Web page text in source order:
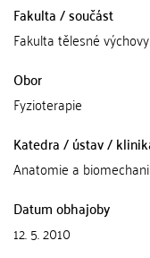
Fakulta / součást
Fakulta tělesné
Obor
Fyzioterapie
Katedra / ústav /
Anatomie a
Datum obhajoby
12. 5. 2010